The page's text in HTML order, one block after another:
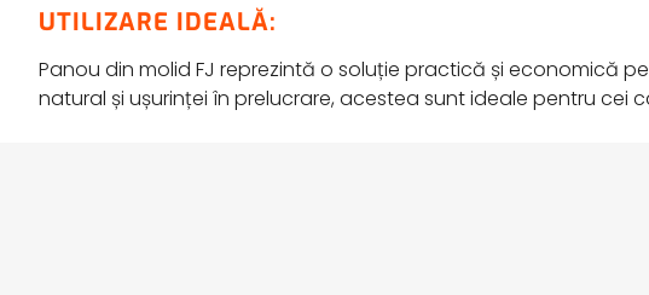
UTILIZARE IDEALĂ:
Panou din molid FJ reprezintă o soluție practică și economică
natural și ușurinței în prelucrare, acestea sunt ideale pentru cei